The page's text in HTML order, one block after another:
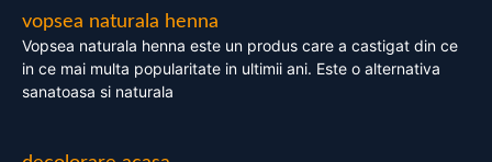
vopsea naturala henna
Vopsea naturala henna este un produs care a castigat din ce
in ce mai multa popularitate in ultimii ani. Este o alternativa
sanatoasa si naturala